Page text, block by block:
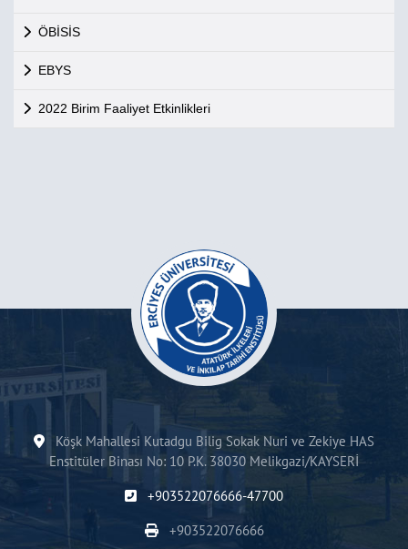
ÖBİSİS
EBYS
2022 Birim Faaliyet Etkinlikleri
Köşk Mahallesi Kutadgu Bilig Sokak Nuri ve Zekiye HAS
Enstitüler Binası No: 10 P.K. 38030 Melikgazi/KAYSERİ
+903522076666-47700
+903522076666